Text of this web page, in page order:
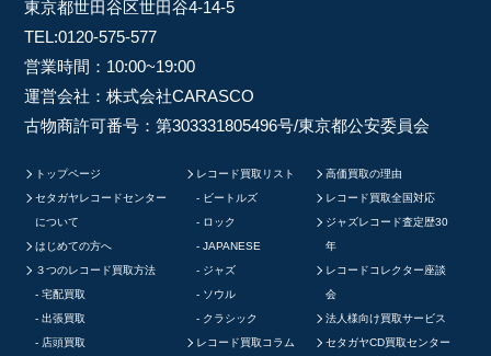
東京都世田谷区世田谷4-14-5
TEL:0120-575-577
営業時間：10:00~19:00
運営会社：株式会社CARASCO
古物商許可番号：第303331805496号/東京都公安委員会
トップページ
セタガヤレコードセンター
について
はじめての方へ
３つのレコード買取方法
宅配買取
出張買取
店頭買取
レコード買取リスト
ビートルズ
ロック
JAPANESE
ジャズ
ソウル
クラシック
レコード買取コラム
高価買取の理由
レコード買取全国対応
ジャズレコード査定歴30
年
レコードコレクター座談
会
法人様向け買取サービス
セタガヤCD買取センター